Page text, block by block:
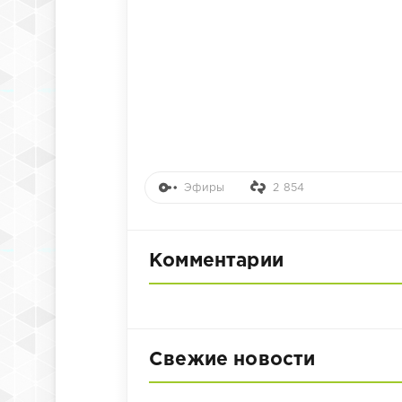
Эфиры 2 854
Комментарии
Свежие новости